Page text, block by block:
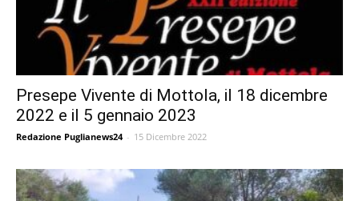
Presepe Vivente di Mottola, il 18 dicembre
2022 e il 5 gennaio 2023
Redazione Puglianews24 - 15 Dicembre 2022